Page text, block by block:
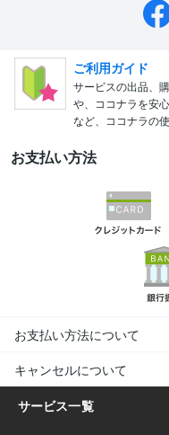
ご利用ガイド
サービスの出品、
や、ココナラを安
など、ココナラの
お支払い方法
お支払い方法について
キャンセルについて